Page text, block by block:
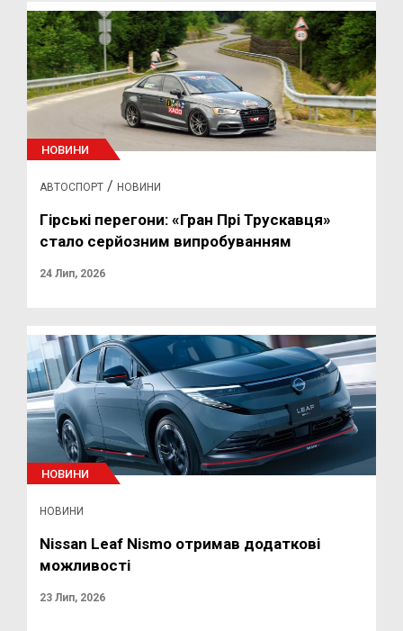
НОВИНИ
АВТОСПОРТ / НОВИНИ
Гірські перегони: «Гран Прі Трускавця»
стало серйозним випробуванням
24 Лип, 2026
НОВИНИ
НОВИНИ
Nissan Leaf Nismo отримав додаткові
можливості
23 Лип, 2026